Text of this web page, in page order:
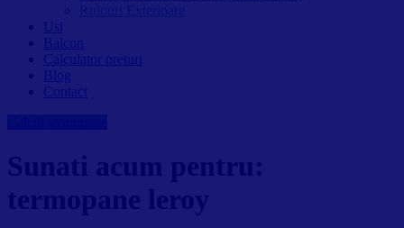
Usi
Balcon
Calculator preturi
Blog
Contact
Sunati acum pentru:
termopane leroy